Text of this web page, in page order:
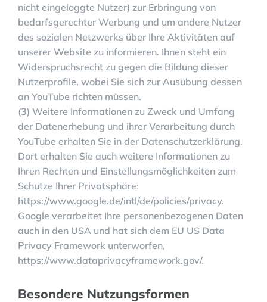
nicht eingeloggte Nutzer) zur Erbringung von
bedarfsgerechter Werbung und um andere Nutzer
des sozialen Netzwerks über Ihre Aktivitäten auf
unserer Website zu informieren. Ihnen steht ein
Widerspruchsrecht zu gegen die Bildung dieser
Nutzerprofile, wobei Sie sich zur Ausübung dessen
an YouTube richten müssen.
(3) Weitere Informationen zu Zweck und Umfang
der Datenerhebung und ihrer Verarbeitung durch
YouTube erhalten Sie in der Datenschutzerklärung.
Dort erhalten Sie auch weitere Informationen zu
Ihren Rechten und Einstellungsmöglichkeiten zum
Schutze Ihrer Privatsphäre:
https://www.google.de/intl/de/policies/privacy.
Google verarbeitet Ihre personenbezogenen Daten
auch in den USA und hat sich dem EU US Data
Privacy Framework unterworfen,
https://www.dataprivacyframework.gov/.
Besondere Nutzungsformen